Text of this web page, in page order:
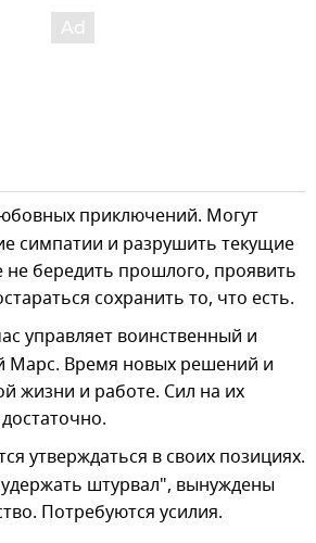
приключений. Могут
симпатии и разрушить текущие
бередить прошлого, проявить
сохранить то, что есть.
управляет воинственный и
Марс. Время новых решений и
жизни и работе. Сил на их
утверждаться в своих позициях.
штурвал", вынуждены
Потребуются усилия.